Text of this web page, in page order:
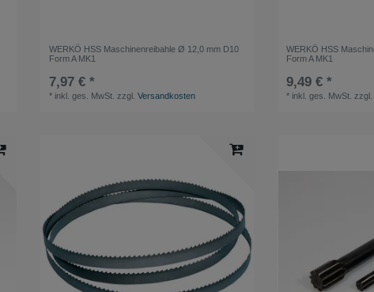
WERKÖ HSS Maschinenreibahle Ø 12,0 mm D10
Form A MK1
7,97 € *
* inkl. ges. MwSt. zzgl.Versandkosten
WERKÖ HSS
Form A MK1
9,49 € *
* inkl. ges. MwSt.